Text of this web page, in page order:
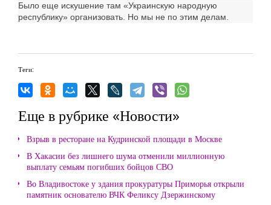
Было еще искушение там «Украинскую народную
республику» организовать. Но мы не по этим делам.
Теги:
Еще в рубрике «Новости»
Взрыв в ресторане на Кудринской площади в Москве
В Хакасии без лишнего шума отменили миллионную
выплату семьям погибших бойцов СВО
Во Владивостоке у здания прокуратуры Приморья открыли
памятник основателю ВЧК Феликсу Дзержинскому